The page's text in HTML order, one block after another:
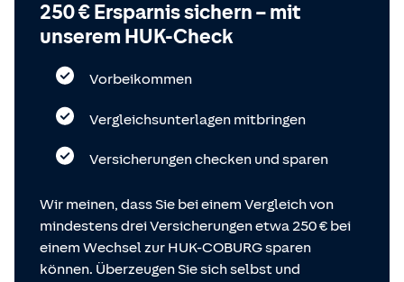
250 € Ersparnis sichern – mit
unserem HUK-Check
Vorbeikommen
Vergleichsunterlagen mitbringen
Versicherungen checken und sparen
Wir meinen, dass Sie bei einem Vergleich von
mindestens drei Versicherungen etwa 250 € bei
einem Wechsel zur HUK-COBURG sparen
können. Überzeugen Sie sich selbst und